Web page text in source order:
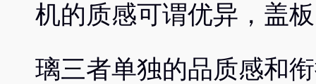
机的质感可谓优异，盖
璃三者单独的品质感和